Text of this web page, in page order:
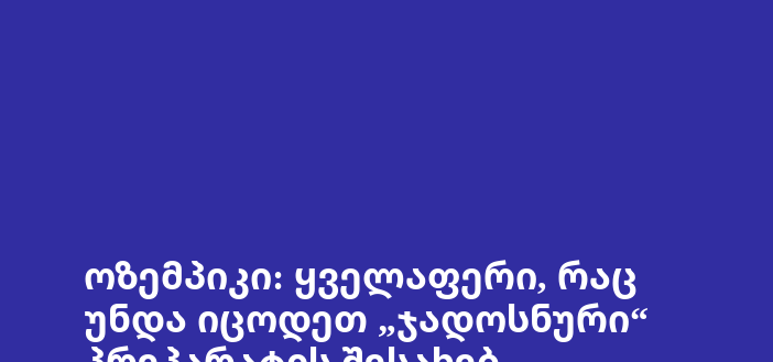
ოზემპიკი: ყველაფერი, რაც
უნდა იცოდეთ „ჯადოსნური“